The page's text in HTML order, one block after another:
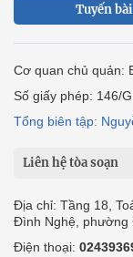
Tuyến bài
Cơ quan chủ quản:
Số giấy phép: 146/
Tổng biên tập:
Liên hệ tòa soạn
Địa chỉ: Tầng 18,
Đình Nghệ, phường
Điện thoại: